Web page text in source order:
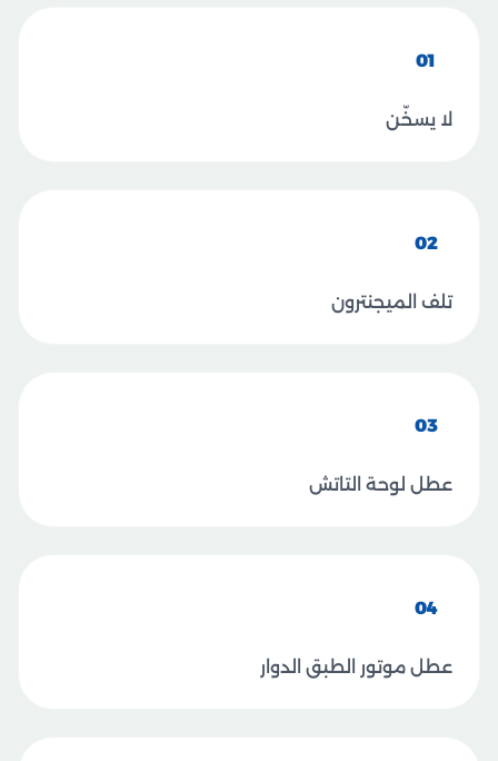
01
لا يسخّن
02
تلف الميجنترون
03
عطل لوحة التاتش
04
عطل موتور الطبق الدوار